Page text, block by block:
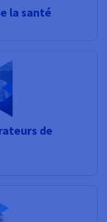
la santé
de